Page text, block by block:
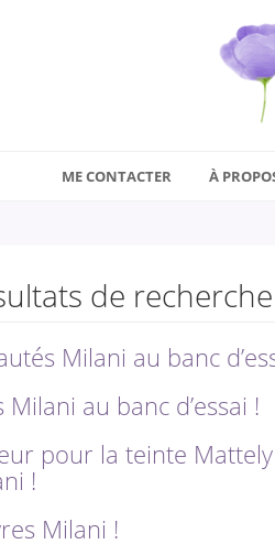
ME CONTACTER À
de
Milani au banc
au banc d’essai !
pour la teinte
!
Milani !